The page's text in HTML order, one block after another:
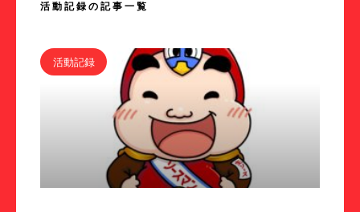
活動記録の記事一覧
活動記録